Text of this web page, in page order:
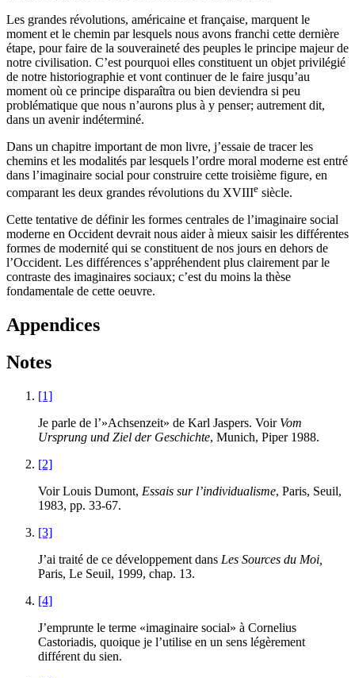
Les grandes révolutions, américaine et française, marquent le
moment et le chemin par lesquels nous avons franchi cette dernière
étape, pour faire de la souveraineté des peuples le principe majeur de
notre civilisation. C’est pourquoi elles constituent un objet privilégié
de notre historiographie et vont continuer de le faire jusqu’au
moment où ce principe disparaîtra ou bien deviendra si peu
problématique que nous n’aurons plus à y penser; autrement dit,
dans un avenir indéterminé.
Dans un chapitre important de mon livre, j’essaie de tracer les
chemins et les modalités par lesquels l’ordre moral moderne est entré
dans l’imaginaire social pour construire cette troisième figure, en
comparant les deux grandes révolutions du XVIIIe siècle.
Cette tentative de définir les formes centrales de l’imaginaire social
moderne en Occident devrait nous aider à mieux saisir les différentes
formes de modernité qui se constituent de nos jours en dehors de
l’Occident. Les différences s’appréhendent plus clairement par le
contraste des imaginaires sociaux; c’est du moins la thèse
fondamentale de cette oeuvre.
Appendices
Notes
[1]
Je parle de l’»Achsenzeit» de Karl Jaspers. Voir Vom
Ursprung und Ziel der Geschichte, Munich, Piper 1988.
[2]
Voir Louis Dumont, Essais sur l’individualisme, Paris, Seuil,
1983, pp. 33-67.
[3]
J’ai traité de ce développement dans Les Sources du Moi,
Paris, Le Seuil, 1999, chap. 13.
[4]
J’emprunte le terme «imaginaire social» à Cornelius
Castoriadis, quoique je l’utilise en un sens légèrement
différent du sien.